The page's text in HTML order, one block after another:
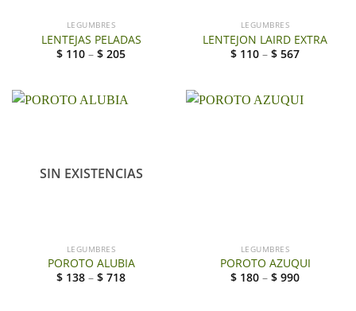
LEGUMBRES
LENTEJAS PELADAS
$ 110 – $ 205
LEGUMBRES
LENTEJON LAIRD EXTRA
$ 110 – $ 567
SIN EXISTENCIAS
LEGUMBRES
POROTO ALUBIA
$ 138 – $ 718
LEGUMBRES
POROTO AZUQUI
$ 180 – $ 990